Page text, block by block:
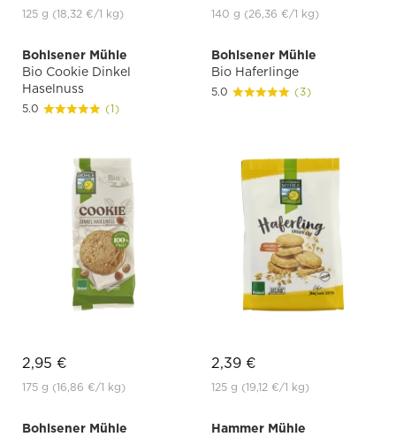
125 g (18,32 €/1 kg) 140 g (26,36 €/1 kg)
Bohlsener Mühle
Bio Cookie Dinkel
Haselnuss
5.0 (1)
2,95 €
175 g (16,86 €/1 kg)
Bohlsener Mühle
Bio Haferlinge
5.0 (3)
2,39 €
125 g (19,12 €/1 kg)
Bohlsener Mühle
Hammer Mühle